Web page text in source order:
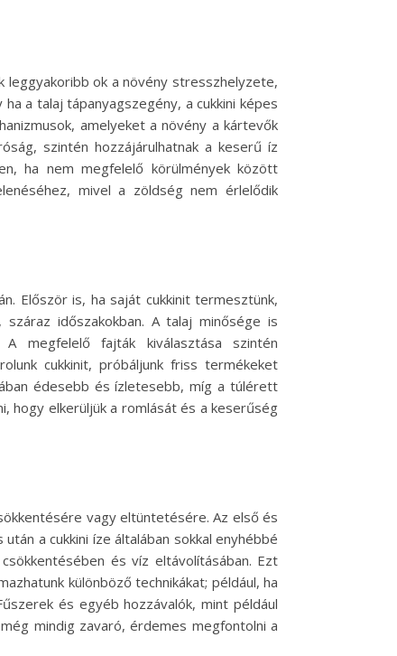
leggyakoribb ok a növény stresszhelyzete,
a talaj tápanyagszegény, a cukkini képes
amelyeket a növény a kártevők
szintén hozzájárulhatnak a keserű íz
ha nem megfelelő körülmények között
mivel a zöldség nem érlelődik
Először is, ha saját cukkinit termesztünk,
időszakokban. A talaj minősége is
megfelelő fajták kiválasztása szintén
cukkinit, próbáljunk friss termékeket
édesebb és ízletesebb, míg a túlérett
hogy elkerüljük a romlását és a keserűség
vagy eltüntetésére. Az első és
a cukkini íze általában sokkal enyhébbé
és víz eltávolításában. Ezt
különböző technikákat; például, ha
és egyéb hozzávalók, mint például
mindig zavaró, érdemes megfontolni a